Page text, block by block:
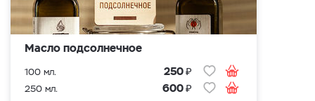
Масло подсолнечное
100 мл. 250₽
250 мл. 600₽